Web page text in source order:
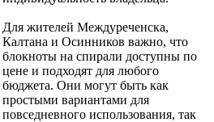
Для жителей Междуреченска,
Калтана и Осинников важно, что
блокноты на спирали доступны по
цене и подходят для любого
бюджета. Они могут быть как
простыми вариантами для
повседневного использования, так